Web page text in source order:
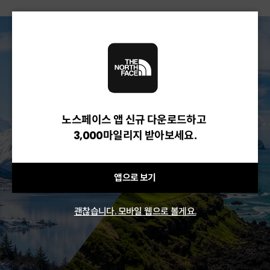
노스페이스 앱 신규 다운로드하고
3,000마일리지 받아보세요.
앱으로 보기
괜찮습니다. 모바일 웹으로 볼게요.